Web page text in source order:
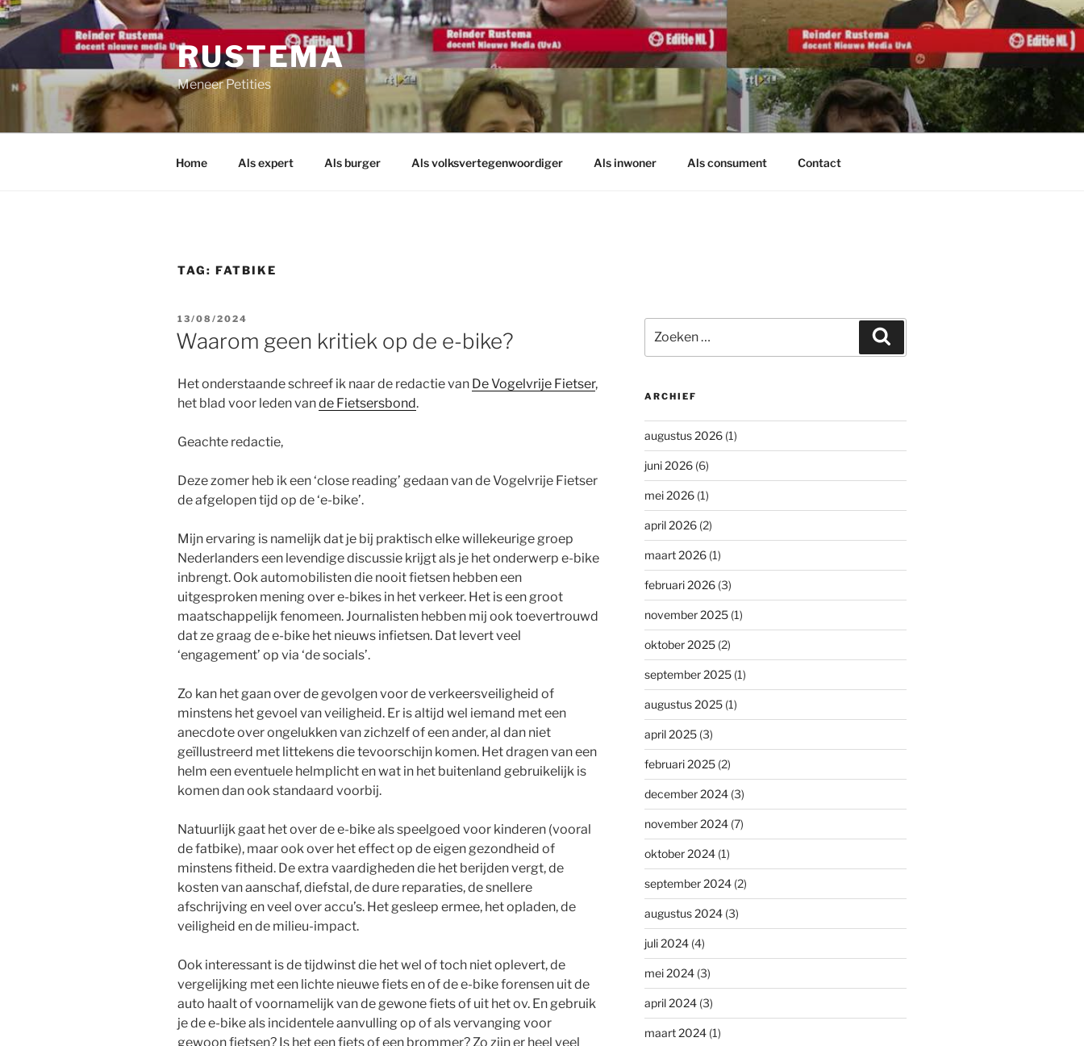
Ga
naar
de
inhoud
RUSTEMA
Meneer Petities
Home Als expert Als burger Als volksvertegenwoordiger Als inwoner Als consument Contact
TAG: FATBIKE
GEPLAATST
OP
13/08/2024
Waarom geen kritiek op de e-bike?
Het onderstaande schreef ik naar de redactie van De Vogelvrije Fietser,
het blad voor leden vande Fietsersbond.
Geachte redactie,
Deze zomer heb ik een ‘close reading’ gedaan van de Vogelvrije Fietser
de afgelopen tijd op de ‘e-bike’.
Mijn ervaring is namelijk dat je bij praktisch elke willekeurige groep
Nederlanders een levendige discussie krijgt als je het onderwerp e-bike
inbrengt. Ook automobilisten die nooit fietsen hebben een
uitgesproken mening over e-bikes in het verkeer. Het is een groot
maatschappelijk fenomeen. Journalisten hebben mij ook toevertrouwd
dat ze graag de e-bike het nieuws infietsen. Dat levert veel
‘engagement’ op via ‘de socials’.
Zo kan het gaan over de gevolgen voor de verkeersveiligheid of
minstens het gevoel van veiligheid. Er is altijd wel iemand met een
anecdote over ongelukken van zichzelf of een ander, al dan niet
geïllustreerd met littekens die tevoorschijn komen. Het dragen van een
helm een eventuele helmplicht en wat in het buitenland gebruikelijk is
komen dan ook standaard voorbij.
Natuurlijk gaat het over de e-bike als speelgoed voor kinderen (vooral
de fatbike), maar ook over het effect op de eigen gezondheid of
minstens fitheid. De extra vaardigheden die het berijden vergt, de
kosten van aanschaf, diefstal, de dure reparaties, de snellere
afschrijving en veel over accu’s. Het gesleep ermee, het opladen, de
veiligheid en de milieu-impact.
Ook interessant is de tijdwinst die het wel of toch niet oplevert, de
vergelijking met een lichte nieuwe fiets en of de e-bike forensen uit de
auto haalt of voornamelijk van de gewone fiets of uit het ov. En gebruik
je de e-bike als incidentele aanvulling op of als vervanging voor
gewoon fietsen? Is het een fiets of een brommer? Zo zijn er heel veel
naar:
ARCHIEF
augustus 2026(1)
juni 2026(6)
mei 2026(1)
april 2026(2)
maart 2026(1)
februari 2026(3)
november 2025(1)
oktober 2025(2)
september 2025(1)
augustus 2025(1)
april 2025(3)
februari 2025(2)
december 2024(3)
november 2024(7)
oktober 2024(1)
september 2024(2)
augustus 2024(3)
juli 2024(4)
mei 2024(3)
april 2024(3)
maart 2024(1)